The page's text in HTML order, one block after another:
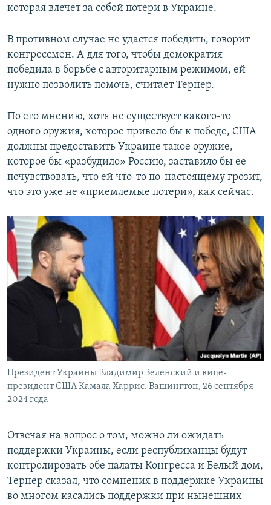
которая влечет за собой потери в Украине.
В противном случае не удастся победить, говорит
конгрессмен. А для того, чтобы демократия
победила в борьбе с авторитарным режимом, ей
нужно позволить помочь, считает Тернер.
По его мнению, хотя не существует какого-то
одного оружия, которое привело бы к победе, США
должны предоставить Украине такое оружие,
которое бы «разбудило» Россию, заставило бы ее
почувствовать, что ей что-то по-настоящему грозит,
что это уже не «приемлемые потери», как сейчас.
Президент Украины Владимир Зеленский и вице-
президент США Камала Харрис. Вашингтон, 26 сентября
2024 года
Отвечая на вопрос о том, можно ли ожидать
поддержки Украины, если республиканцы будут
контролировать обе палаты Конгресса и Белый дом,
Тернер сказал, что сомнения в поддержке Украины
во многом касались поддержки при нынешних